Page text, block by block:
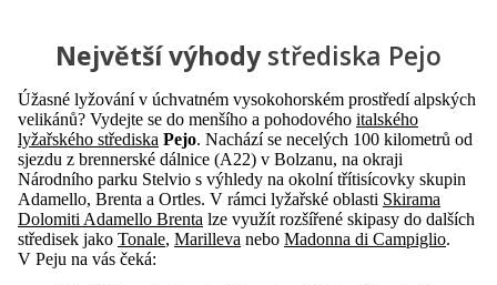
Největší výhody střediska Pejo
Úžasné lyžování v úchvatném vysokohorském prostředí alpských
velikánů? Vydejte se do menšího a pohodového italského
lyžařského střediska Pejo. Nachází se necelých 100 kilometrů od
sjezdu z brennerské dálnice (A22) v Bolzanu, na okraji
Národního parku Stelvio s výhledy na okolní třítisícovky skupin
Adamello, Brenta a Ortles. V rámci lyžařské oblasti Skirama
Dolomiti Adamello Brenta lze využít rozšířené skipasy do dalších
středisek jako Tonale, Marilleva nebo Madonna di Campiglio.
V Peju na vás čeká: